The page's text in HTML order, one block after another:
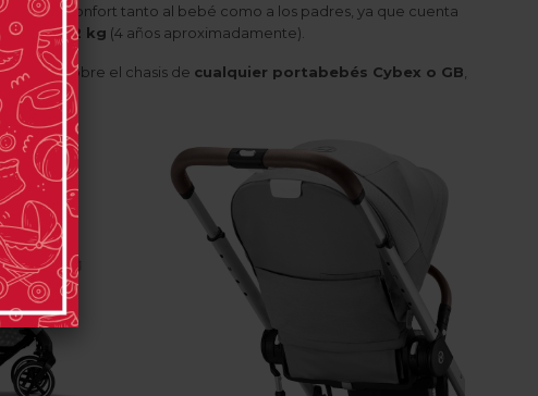
gran confort tanto al bebé como a los padres, ya que cuenta
los 22 kg (4 años aproximadamente).
sencilla sobre el chasis de cualquier portabebés Cybex o GB,